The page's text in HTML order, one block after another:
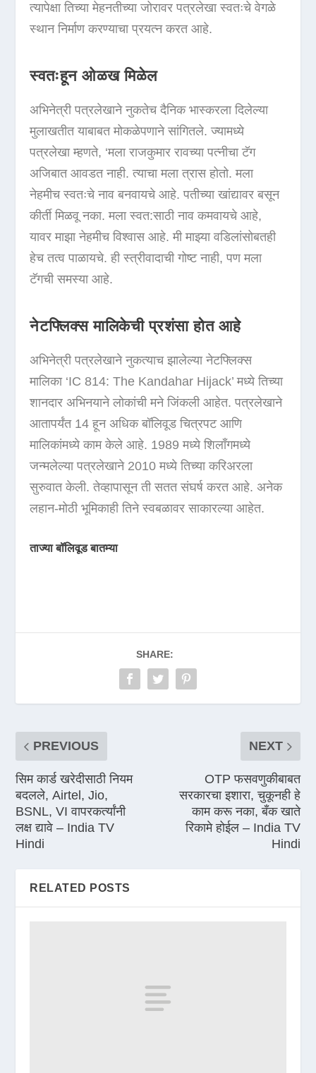
त्यापेक्षा तिच्या मेहनतीच्या जोरावर पत्रलेखा स्वतःचे वेगळे
स्थान निर्माण करण्याचा प्रयत्न करत आहे.
स्वतःहून ओळख मिळेल
अभिनेत्री पत्रलेखाने नुकतेच दैनिक भास्करला दिलेल्या
मुलाखतीत याबाबत मोकळेपणाने सांगितले. ज्यामध्ये
पत्रलेखा म्हणते, ‘मला राजकुमार रावच्या पत्नीचा टॅग
अजिबात आवडत नाही. त्याचा मला त्रास होतो. मला
नेहमीच स्वतःचे नाव बनवायचे आहे. पतीच्या खांद्यावर बसून
कीर्ती मिळवू नका. मला स्वत:साठी नाव कमवायचे आहे,
यावर माझा नेहमीच विश्वास आहे. मी माझ्या वडिलांसोबतही
हेच तत्व पाळायचे. ही स्त्रीवादाची गोष्ट नाही, पण मला
टॅगची समस्या आहे.
नेटफ्लिक्स मालिकेची प्रशंसा होत आहे
अभिनेत्री पत्रलेखाने नुकत्याच झालेल्या नेटफ्लिक्स
मालिका ‘IC 814: The Kandahar Hijack’ मध्ये तिच्या
शानदार अभिनयाने लोकांची मने जिंकली आहेत. पत्रलेखाने
आतापर्यंत 14 हून अधिक बॉलिवूड चित्रपट आणि
मालिकांमध्ये काम केले आहे. 1989 मध्ये शिलाँगमध्ये
जन्मलेल्या पत्रलेखाने 2010 मध्ये तिच्या करिअरला
सुरुवात केली. तेव्हापासून ती सतत संघर्ष करत आहे. अनेक
लहान-मोठी भूमिकाही तिने स्वबळावर साकारल्या आहेत.
ताज्या बॉलिवूड बातम्या
SHARE:
PREVIOUS
सिम कार्ड खरेदीसाठी नियम
बदलले, Airtel, Jio,
BSNL, VI वापरकर्त्यांनी
लक्ष द्यावे – India TV
Hindi
NEXT
OTP फसवणुकीबाबत
सरकारचा इशारा, चुकूनही हे
काम करू नका, बँक खाते
रिकामे होईल – India TV
Hindi
RELATED POSTS